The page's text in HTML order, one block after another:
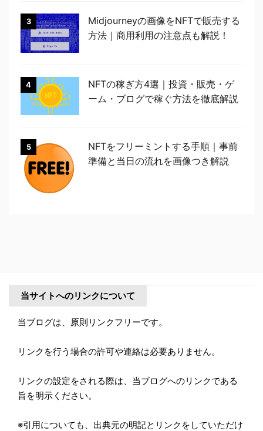
3
Midjourneyの画像をNFTで販売する
方法｜商用利用の注意点も解説！
4
NFTの稼ぎ方4選｜投資・販売・ゲ
ーム・ブログで稼ぐ方法を徹底解説
5
NFTをフリーミントする手順｜事前
準備と当日の流れを画像つき解説
当サイトへのリンクについて
当ブログは、原則リンクフリーです。
リンクを行う場合の許可や連絡は必要ありません。
リンクの設定をされる際は、当ブログへのリンクである
旨を明示ください。
※引用についても、出典元の明記とリンクをしていただけ